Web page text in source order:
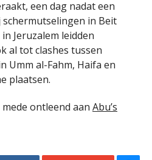
een dag nadat een
in Beit
Jeruzalem leidden
al tot clashes tussen
Umm al-Fahm, Haifa en
plaatsen.
ontleend aan Abu’s